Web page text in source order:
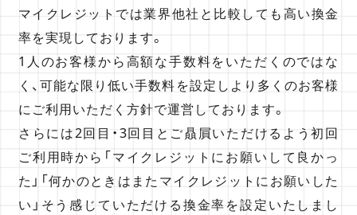
マイクレジットでは業界他社と比較しても高い換金
率を実現しております。
1人のお客様から高額な手数料をいただくのではな
く、可能な限り低い手数料を設定しより多くのお客様
にご利用いただく方針で運営しております。
さらには2回目・3回目とご贔屓いただけるよう初回
ご利用時から「マイクレジットにお願いして良かっ
た」「何かのときはまたマイクレジットにお願いした
い」そう感じていただける換金率を設定いたしまし